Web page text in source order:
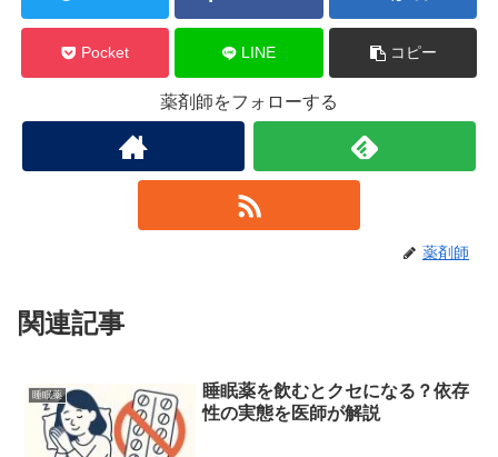
Pocket LINE コピー
薬剤師をフォローする
薬剤師
関連記事
睡眠薬
睡眠薬を飲むとクセになる？依存
性の実態を医師が解説